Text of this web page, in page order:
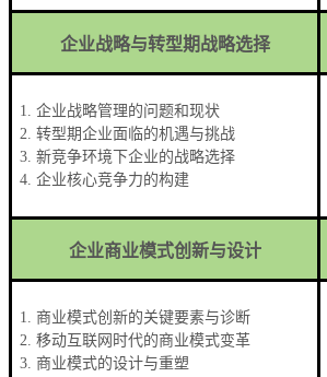
企业战略与转型期战略选择
1. 企业战略管理的问题和现状
2. 转型期企业面临的机遇与挑战
3. 新竞争环境下企业的战略选择
4. 企业核心竞争力的构建
企业商业模式创新与设计
1. 商业模式创新的关键要素与诊断
2. 移动互联网时代的商业模式变革
3. 商业模式的设计与重塑